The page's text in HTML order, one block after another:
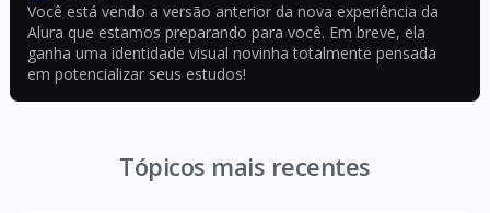
Você está vendo a versão anterior da nova experiência da
Alura que estamos preparando para você. Em breve, ela
ganha uma identidade visual novinha totalmente pensada
em potencializar seus estudos!
Tópicos mais recentes